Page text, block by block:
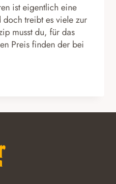
ist eigentlich eine
treibt es viele zur
musst du, für das
Preis finden der bei